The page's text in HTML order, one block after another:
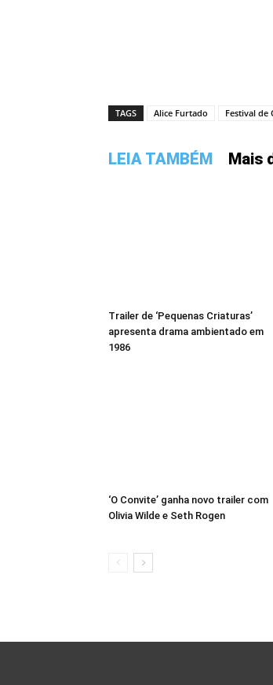
TAGS Alice Furtado Festival de
LEIA TAMBÉM Mais
Trailer de ‘Pequenas Criaturas’
apresenta drama ambientado em
1986
‘O Convite’ ganha novo trailer com
Olivia Wilde e Seth Rogen